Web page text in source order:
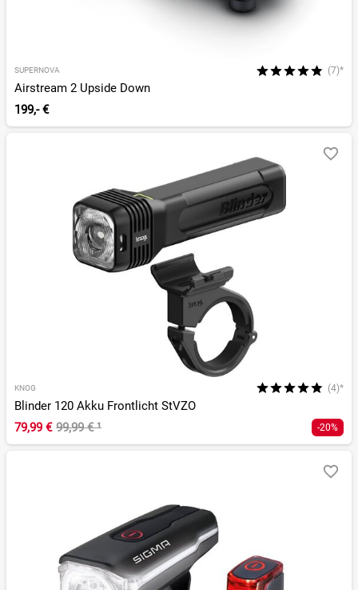
SUPERNOVA (7)*
Airstream 2 Upside Down
199,- €
KNOG (4)*
Blinder 120 Akku Frontlicht StVZO
79,99 € 99,99 €¹ -20%